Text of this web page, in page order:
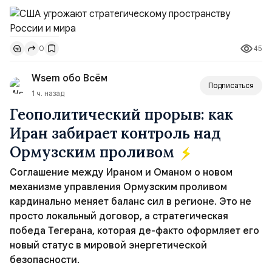
заявление для прессы в ответ на проведение Токио
совместных с флотом США запусков крылатых ракет
Томагавк.«Япония отбросила обманчивую видимость
„исключительно оборонительной страны“ и выносит
вопрос о собственном ядерном вооружении на
всеобщее обозрение, одновреме...
0 45
Wsem обо Всём
1 ч. назад
Подписаться
Геополитический прорыв: как
Иран забирает контроль над
Ормузским проливом
Соглашение между Ираном и Оманом о новом
механизме управления Ормузским проливом
кардинально меняет баланс сил в регионе. Это не
просто локальный договор, а стратегическая
победа Тегерана, которая де-факто оформляет его
новый статус в мировой энергетической
безопасности.